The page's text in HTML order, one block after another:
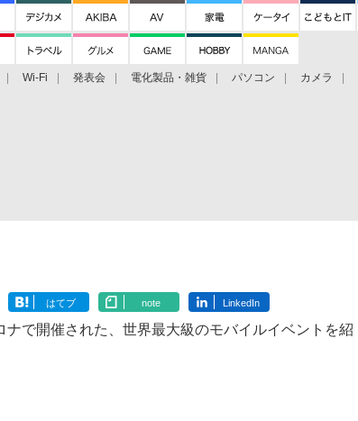
Wi-Fi 発表会 電化製品・雑貨 パソコン カメラ
はてブ note LinkedIn
で開催された、世界最大級のモバイルイベントを紹